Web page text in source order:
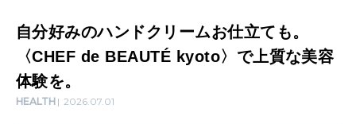
SUSTAINABLE
ム
お
仕
立
自分好みのハンドクリームお仕立ても。
〈CHEF de BEAUTÉ kyoto〉で上質な美容
体験を。
HEALTH 2026.07.01